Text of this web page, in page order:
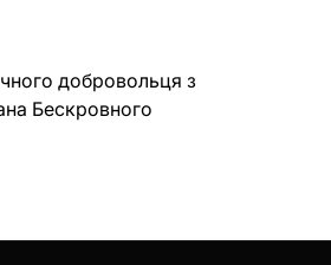
добровольця з
Бескровного